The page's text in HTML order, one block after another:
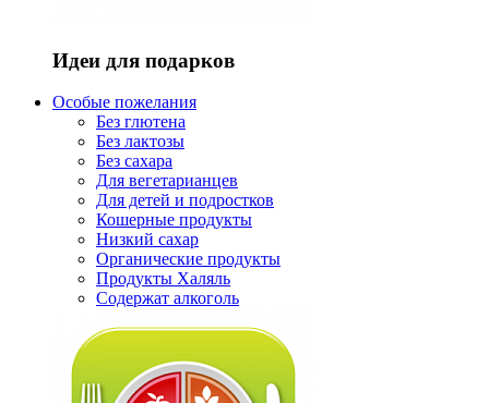
Идеи для подарков
Особые пожелания
Без глютена
Без лактозы
Без сахара
Для вегетарианцев
Для детей и подростков
Кошерные продукты
Низкий сахар
Органические продукты
Продукты Халяль
Содержат алкоголь